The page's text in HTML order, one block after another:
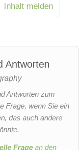
Inhalt melden
Antworten
Antworten zum
Frage, wenn Sie ein
das auch andere
Frage an den